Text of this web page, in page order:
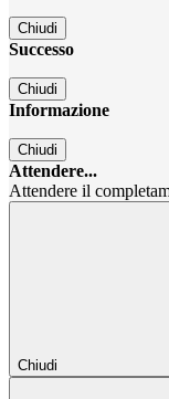
Chiudi
Successo
Chiudi
Informazione
Chiudi
Attendere...
Attendere il
Chiudi